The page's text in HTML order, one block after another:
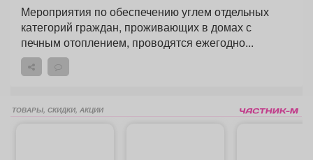
Мероприятия по обеспечению углем отдельных
категорий граждан, проживающих в домах с
печным отоплением, проводятся ежегодно...
ТОВАРЫ, СКИДКИ, АКЦИИ